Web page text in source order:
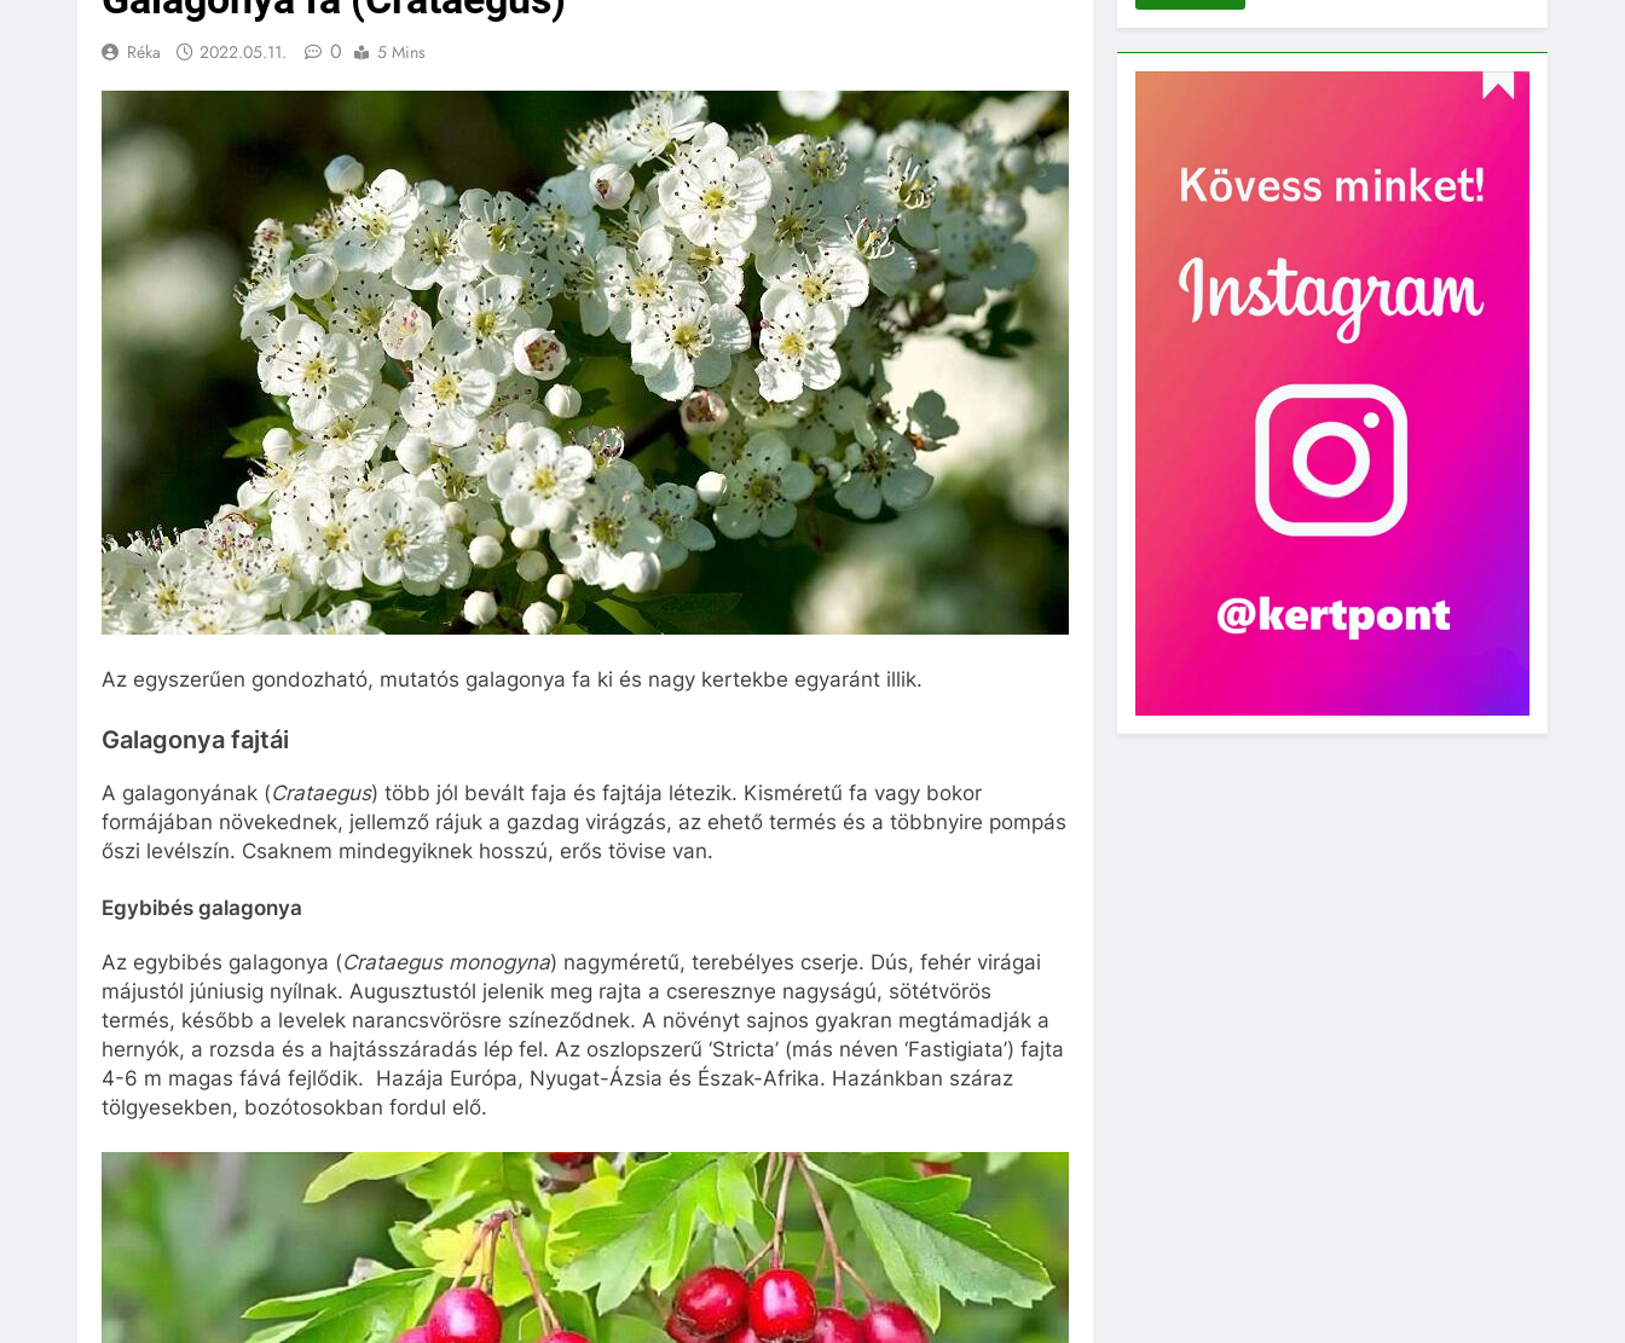
Réka 2022.05.11. 0 5 Mins
Az egyszerűen gondozható, mutatós galagonya fa ki és nagy kertekbe egyaránt illik.
Galagonya fajtái
A galagonyának (Crataegus) több jól bevált faja és fajtája létezik. Kisméretű fa vagy bokor
formájában növekednek, jellemző rájuk a gazdag virágzás, az ehető termés és a többnyire pompás
őszi levélszín. Csaknem mindegyiknek hosszú, erős tövise van.
Egybibés galagonya
Az egybibés galagonya (Crataegus monogyna) nagyméretű, terebélyes cserje. Dús, fehér virágai
májustól júniusig nyílnak. Augusztustól jelenik meg rajta a cseresznye nagyságú, sötétvörös
termés, később a levelek narancsvörösre színeződnek. A növényt sajnos gyakran megtámadják a
hernyók, a rozsda és a hajtásszáradás lép fel. Az oszlopszerű ‘Stricta’ (más néven ‘Fastigiata’) fajta
4-6 m magas fává fejlődik. Hazája Európa, Nyugat-Ázsia és Észak-Afrika. Hazánkban száraz
tölgyesekben, bozótosokban fordul elő.